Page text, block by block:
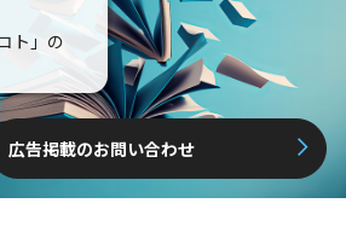
ト」の
広告掲載のお問い合わせ